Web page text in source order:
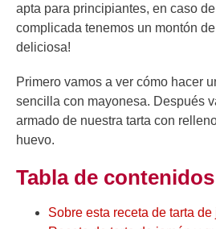
apta para principiantes, en caso
complicada tenemos un montón
deliciosa!
Primero vamos a ver cómo hacer
sencilla con mayonesa. Después
armado de nuestra tarta con
huevo.
Tabla de contenidos
Sobre esta receta de tarta